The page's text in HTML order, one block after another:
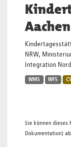
Aachen
NRW,
Integration
WMS WFS
Sie können dieses
Dokumentation)